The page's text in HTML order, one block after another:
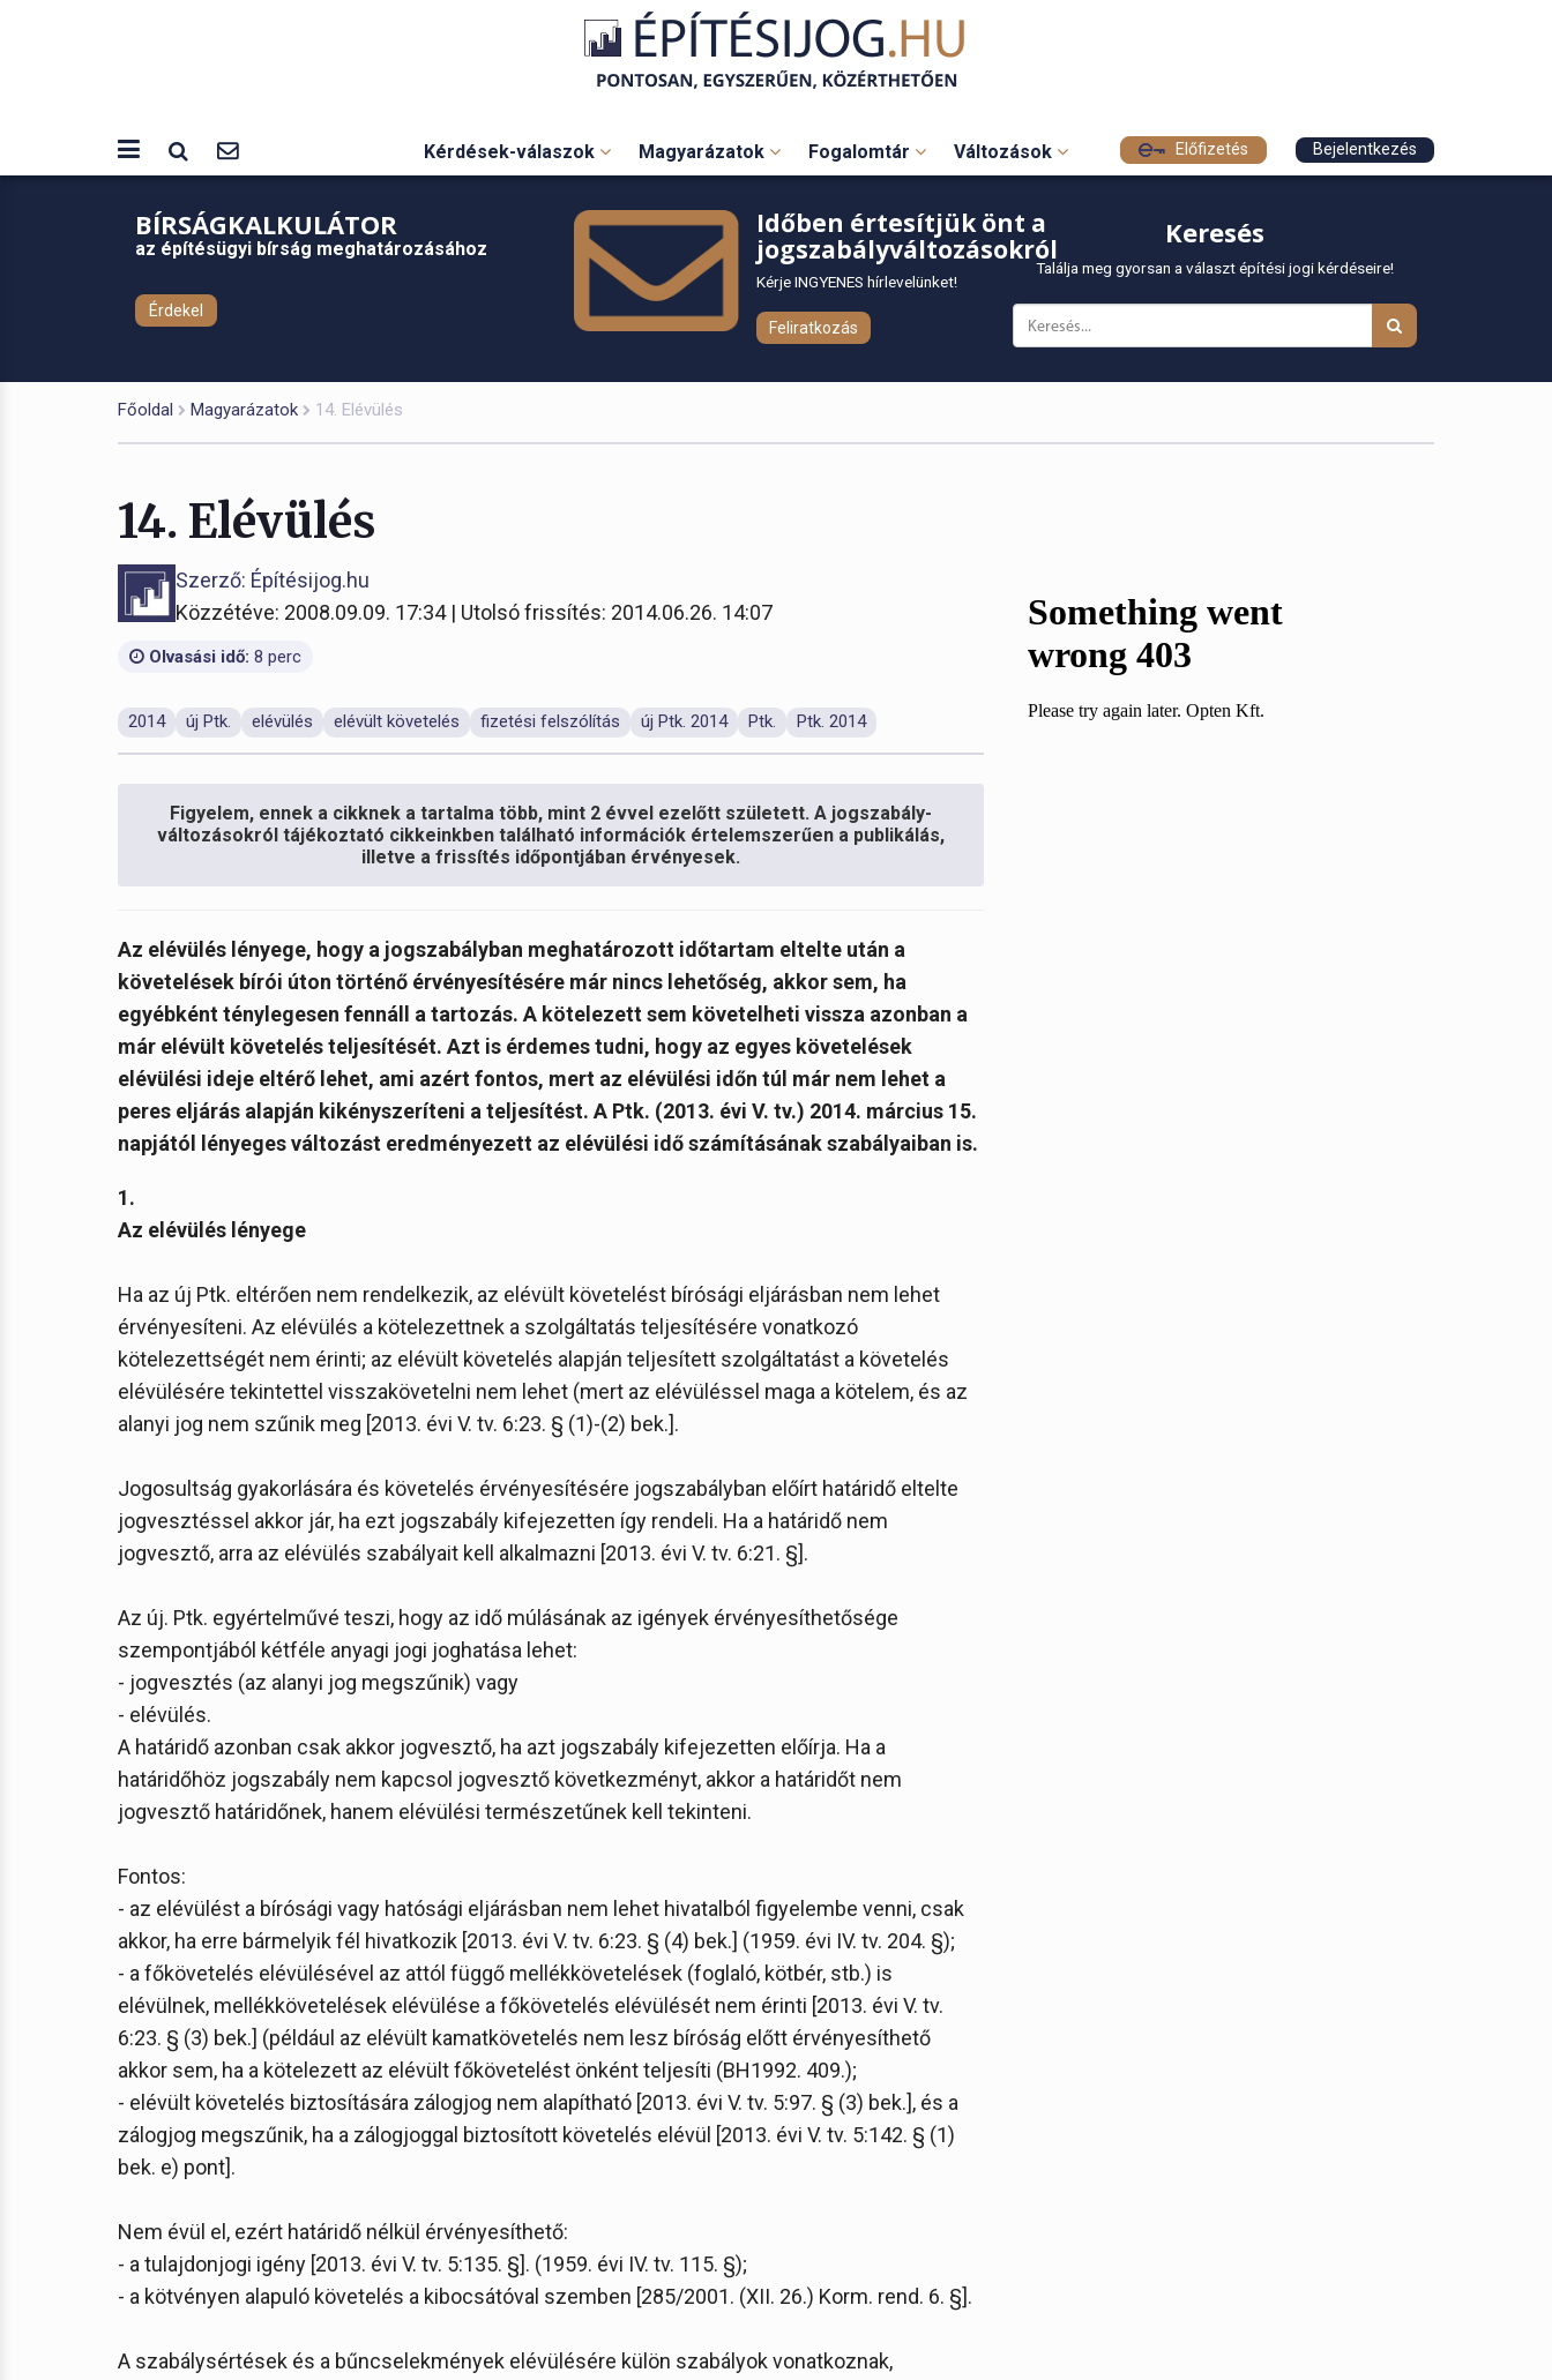
Kérdések-válaszok Magyarázatok Fogalomtár Változások Előfizetés Bejelentkezés
BÍRSÁGKALKULÁTOR
az építésügyi bírság meghatározásához
Érdekel
Időben értesítjük önt a
jogszabályváltozásokról
Kérje INGYENES hírlevelünket!
Feliratkozás
Keresés
Találja meg gyorsan a választ építési jogi kérdéseire!
Főoldal Magyarázatok 14. Elévülés
14. Elévülés
Szerző: Építésijog.hu
Közzétéve: 2008.09.09. 17:34 | Utolsó frissítés: 2014.06.26. 14:07
Olvasási idő: 8 perc
2014 új Ptk. elévülés elévült követelés fizetési felszólítás új Ptk. 2014 Ptk. Ptk. 2014
Figyelem, ennek a cikknek a tartalma több, mint 2 évvel ezelőtt született. A jogszabály-
változásokról tájékoztató cikkeinkben található információk értelemszerűen a publikálás,
illetve a frissítés időpontjában érvényesek.
Az elévülés lényege, hogy a jogszabályban meghatározott időtartam eltelte után a
követelések bírói úton történő érvényesítésére már nincs lehetőség, akkor sem, ha
egyébként ténylegesen fennáll a tartozás. A kötelezett sem követelheti vissza azonban a
már elévült követelés teljesítését. Azt is érdemes tudni, hogy az egyes követelések
elévülési ideje eltérő lehet, ami azért fontos, mert az elévülési időn túl már nem lehet a
peres eljárás alapján kikényszeríteni a teljesítést. A Ptk. (2013. évi V. tv.) 2014. március 15.
napjától lényeges változást eredményezett az elévülési idő számításának szabályaiban is.
1.
Az elévülés lényege
Ha az új Ptk. eltérően nem rendelkezik, az elévült követelést bírósági eljárásban nem lehet
érvényesíteni. Az elévülés a kötelezettnek a szolgáltatás teljesítésére vonatkozó
kötelezettségét nem érinti; az elévült követelés alapján teljesített szolgáltatást a követelés
elévülésére tekintettel visszakövetelni nem lehet (mert az elévüléssel maga a kötelem, és az
alanyi jog nem szűnik meg [2013. évi V. tv. 6:23. § (1)-(2) bek.].
Jogosultság gyakorlására és követelés érvényesítésére jogszabályban előírt határidő eltelte
jogvesztéssel akkor jár, ha ezt jogszabály kifejezetten így rendeli. Ha a határidő nem
jogvesztő, arra az elévülés szabályait kell alkalmazni [2013. évi V. tv. 6:21. §].
Az új. Ptk. egyértelművé teszi, hogy az idő múlásának az igények érvényesíthetősége
szempontjából kétféle anyagi jogi joghatása lehet:
- jogvesztés (az alanyi jog megszűnik) vagy
- elévülés.
A határidő azonban csak akkor jogvesztő, ha azt jogszabály kifejezetten előírja. Ha a
határidőhöz jogszabály nem kapcsol jogvesztő következményt, akkor a határidőt nem
jogvesztő határidőnek, hanem elévülési természetűnek kell tekinteni.
Fontos:
- az elévülést a bírósági vagy hatósági eljárásban nem lehet hivatalból figyelembe venni, csak
akkor, ha erre bármelyik fél hivatkozik [2013. évi V. tv. 6:23. § (4) bek.] (1959. évi IV. tv. 204. §);
- a főkövetelés elévülésével az attól függő mellékkövetelések (foglaló, kötbér, stb.) is
elévülnek, mellékkövetelések elévülése a főkövetelés elévülését nem érinti [2013. évi V. tv.
6:23. § (3) bek.] (például az elévült kamatkövetelés nem lesz bíróság előtt érvényesíthető
akkor sem, ha a kötelezett az elévült főkövetelést önként teljesíti (BH1992. 409.);
- elévült követelés biztosítására zálogjog nem alapítható [2013. évi V. tv. 5:97. § (3) bek.], és a
zálogjog megszűnik, ha a zálogjoggal biztosított követelés elévül [2013. évi V. tv. 5:142. § (1)
bek. e) pont].
Nem évül el, ezért határidő nélkül érvényesíthető:
- a tulajdonjogi igény [2013. évi V. tv. 5:135. §]. (1959. évi IV. tv. 115. §);
- a kötvényen alapuló követelés a kibocsátóval szemben [285/2001. (XII. 26.) Korm. rend. 6. §].
A szabálysértések és a bűncselekmények elévülésére külön szabályok vonatkoznak,